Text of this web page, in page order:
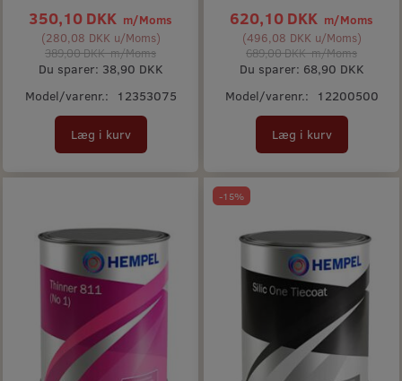
350,10 DKK m/Moms
(280,08 DKK u/Moms)
389,00 DKKm/Moms
Du sparer: 38,90 DKK
Model/varenr.:
12353075
Læg i kurv
620,10 DKK m/Moms
(496,08 DKK u/Moms)
689,00 DKKm/Moms
Du sparer: 68,90 DKK
Model/varenr.:
12200500
Læg i kurv
-15%